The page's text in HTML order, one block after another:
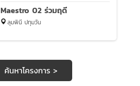
Maestro 02 ร่วมฤดี
ลุมพินี ปทุมวัน
ค้นหาโครงการ >